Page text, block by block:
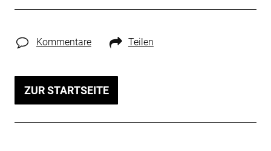
Kommentare Teilen
ZUR STARTSEITE